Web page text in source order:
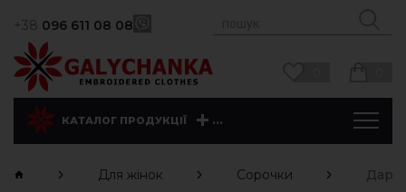
+38 096 611 08 08
КАТАЛОГ ПРОДУКЦІЇ ...
Для жінок Сорочки